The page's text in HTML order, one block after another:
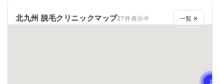
北九州 脱毛クリニックマップ27件表示中 一覧 ✕